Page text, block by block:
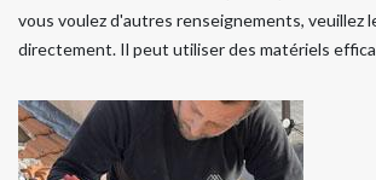
vous voulez d'autres renseignements, veuillez
directement. Il peut utiliser des matériels